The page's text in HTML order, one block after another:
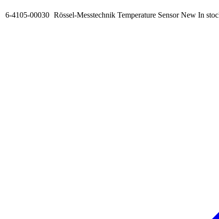
6-4105-00030 Rössel-Messtechnik Temperature Sensor New In